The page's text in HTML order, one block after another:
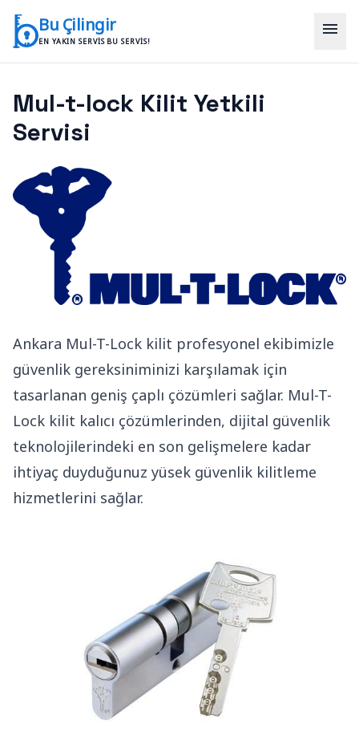
Bu Çilingir
EN YAKIN SERVIS BU SERVIS!
menu
Mul-t-lock Kilit Yetkili
Servisi
Ankara Mul-T-Lock kilit profesyonel ekibimizle
güvenlik gereksiniminizi karşılamak için
tasarlanan geniş çaplı çözümleri sağlar. Mul-T-
Lock kilit kalıcı çözümlerinden, dijital güvenlik
teknolojilerindeki en son gelişmelere kadar
ihtiyaç duyduğunuz yüsek güvenlik kilitleme
hizmetlerini sağlar.